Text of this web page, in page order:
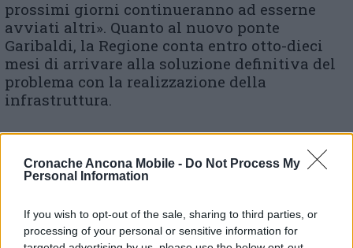
Cronache Ancona Mobile - Do Not Process My
Personal Information
If you wish to opt-out of the sale, sharing to third parties, or
processing of your personal or sensitive information for
prossimi giorni continueranno ad esserne
avviati altri». Quanto al nuovo ponte
Garibaldi, la Regione conta entro otto-dieci
mesi di arrivare alla soluzione definitiva del
problema con la realizzazione della
infrastruttura.